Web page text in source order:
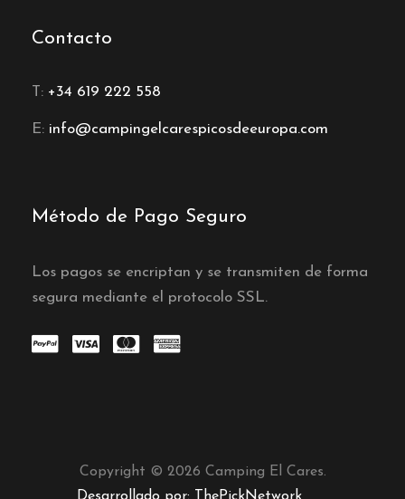
Contacto
T: +34 619 222 558
E: info@campingelcarespicosdeeuropa.com
Método de Pago Seguro
Los pagos se encriptan y se transmiten de forma
segura mediante el protocolo SSL.
Copyright © 2026 Camping El Cares.